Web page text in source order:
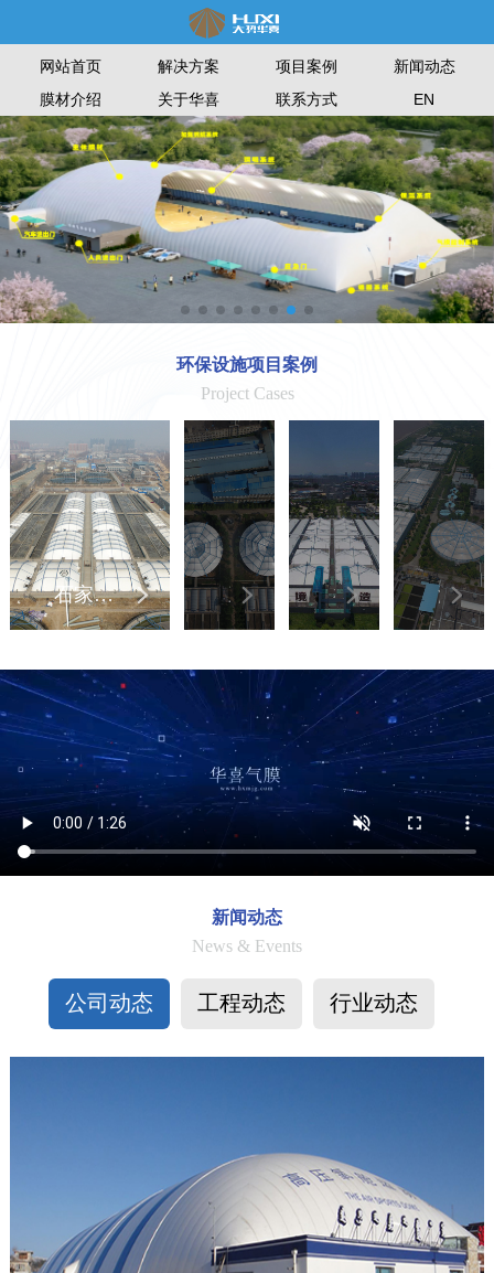
网站首页 解决方案 项目案例
新闻动态
膜材介绍
关于华喜 联系方式 EN
环保设施项目案例
Project Cases
石家庄桥西污水处理厂 三金潭污水处理厂 福州连坂污水处理厂 海宁丁桥污水处理厂
新闻动态
News & Events
公司动态 工程动态 行业动态